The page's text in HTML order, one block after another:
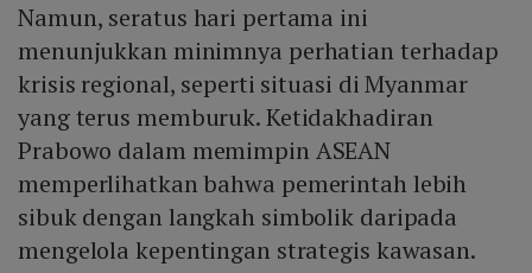
Namun, seratus hari pertama ini
menunjukkan minimnya perhatian terhadap
krisis regional, seperti situasi di Myanmar
yang terus memburuk. Ketidakhadiran
Prabowo dalam memimpin ASEAN
memperlihatkan bahwa pemerintah lebih
sibuk dengan langkah simbolik daripada
mengelola kepentingan strategis kawasan.